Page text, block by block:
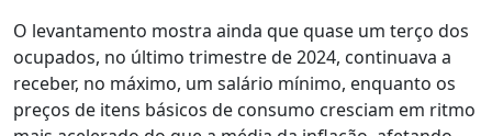
O levantamento mostra ainda que quase um terço dos
ocupados, no último trimestre de 2024, continuava a
receber, no máximo, um salário mínimo, enquanto os
preços de itens básicos de consumo cresciam em ritmo